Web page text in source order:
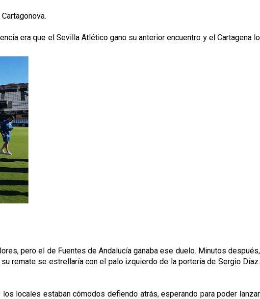
era que el Sevilla Atlético gano su anterior encuentro y el Cartagena lo
pero el de Fuentes de Andalucía ganaba ese duelo. Minutos después,
remate se estrellaría con el palo izquierdo de la portería de Sergio Díaz.
locales estaban cómodos defiendo atrás, esperando para poder lanzar